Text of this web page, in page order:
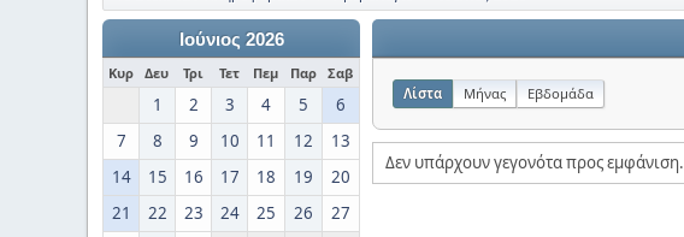
Ιούνιος 2026
Κυρ Δευ Τρι Τετ Πεμ Παρ Σαβ
1 2 3 4 5
6
7
8 9 10 11 12
13
14
15 16 17 18 19
20
21
22 23 24 25 26
27
Λίστα Μήνας Εβδομάδα
Δεν υπάρχουν γεγονότα προς εμφάνιση.